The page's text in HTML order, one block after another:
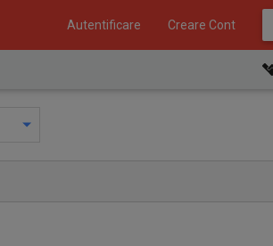
Autentificare Creare Cont